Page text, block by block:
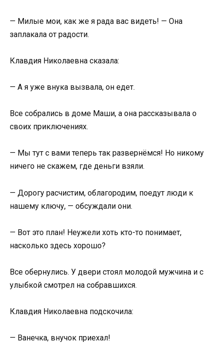
— Милые мои, как же я рада вас видеть! — Она
заплакала от радости.
Клавдия Николаевна сказала:
— А я уже внука вызвала, он едет.
Все собрались в доме Маши, а она рассказывала о
своих приключениях.
— Мы тут с вами теперь так развернёмся! Но никому
ничего не скажем, где деньги взяли.
— Дорогу расчистим, облагородим, поедут люди к
нашему ключу, — обсуждали они.
— Вот это план! Неужели хоть кто-то понимает,
насколько здесь хорошо?
Все обернулись. У двери стоял молодой мужчина и с
улыбкой смотрел на собравшихся.
Клавдия Николаевна подскочила:
— Ванечка, внучок приехал!